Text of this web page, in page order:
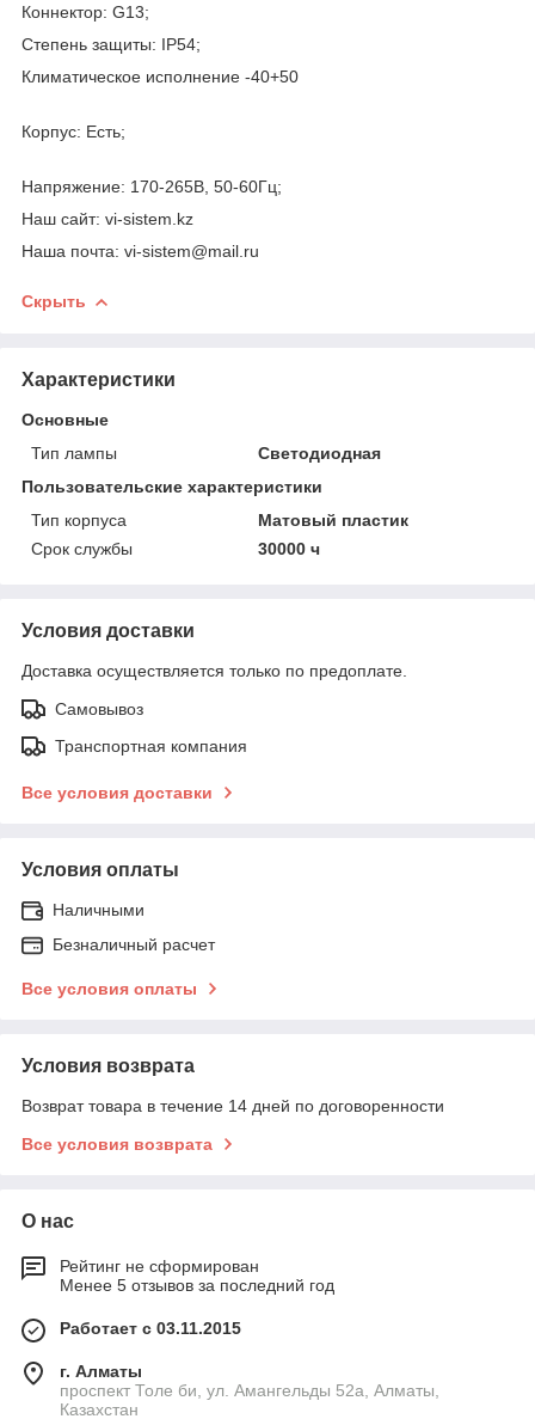
Коннектор: G13;
Степень защиты: IP54;
Климатическое исполнение -40+50
Корпус: Есть;
Напряжение: 170-265В, 50-60Гц;
Наш сайт: vi-sistem.kz
Наша почта: vi-sistem@mail.ru
Скрыть
Характеристики
Основные
Тип лампы
Светодиодная
Пользовательские характеристики
Тип корпуса
Матовый пластик
Срок службы
30000 ч
Условия доставки
Доставка осуществляется только по предоплате.
Самовывоз
Транспортная компания
Все условия доставки
Условия оплаты
Наличными
Безналичный расчет
Все условия оплаты
Условия возврата
Возврат товара в течение 14 дней по договоренности
Все условия возврата
О нас
Рейтинг не сформирован
Менее 5 отзывов за последний год
Работает с 03.11.2015
г. Алматы
проспект Толе би, ул. Амангельды 52а, Алматы,
Казахстан